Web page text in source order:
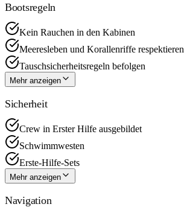
Bootsregeln
Kein Rauchen in den Kabinen
Meeresleben und Korallenriffe respektieren
Tauschsicherheitsregeln befolgen
Mehr anzeigen
Sicherheit
Crew in Erster Hilfe ausgebildet
Schwimmwesten
Erste-Hilfe-Sets
Mehr anzeigen
Navigation